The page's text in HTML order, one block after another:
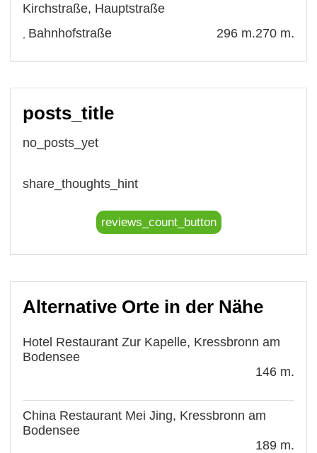
Kirchstraße, Hauptstraße
270 m.
Bahnhofstraße 296 m.
posts_title
no_posts_yet
share_thoughts_hint
reviews_count_button
Alternative Orte in der Nähe
Hotel Restaurant Zur Kapelle, Kressbronn am
Bodensee
146 m.
China Restaurant Mei Jing, Kressbronn am
Bodensee
189 m.